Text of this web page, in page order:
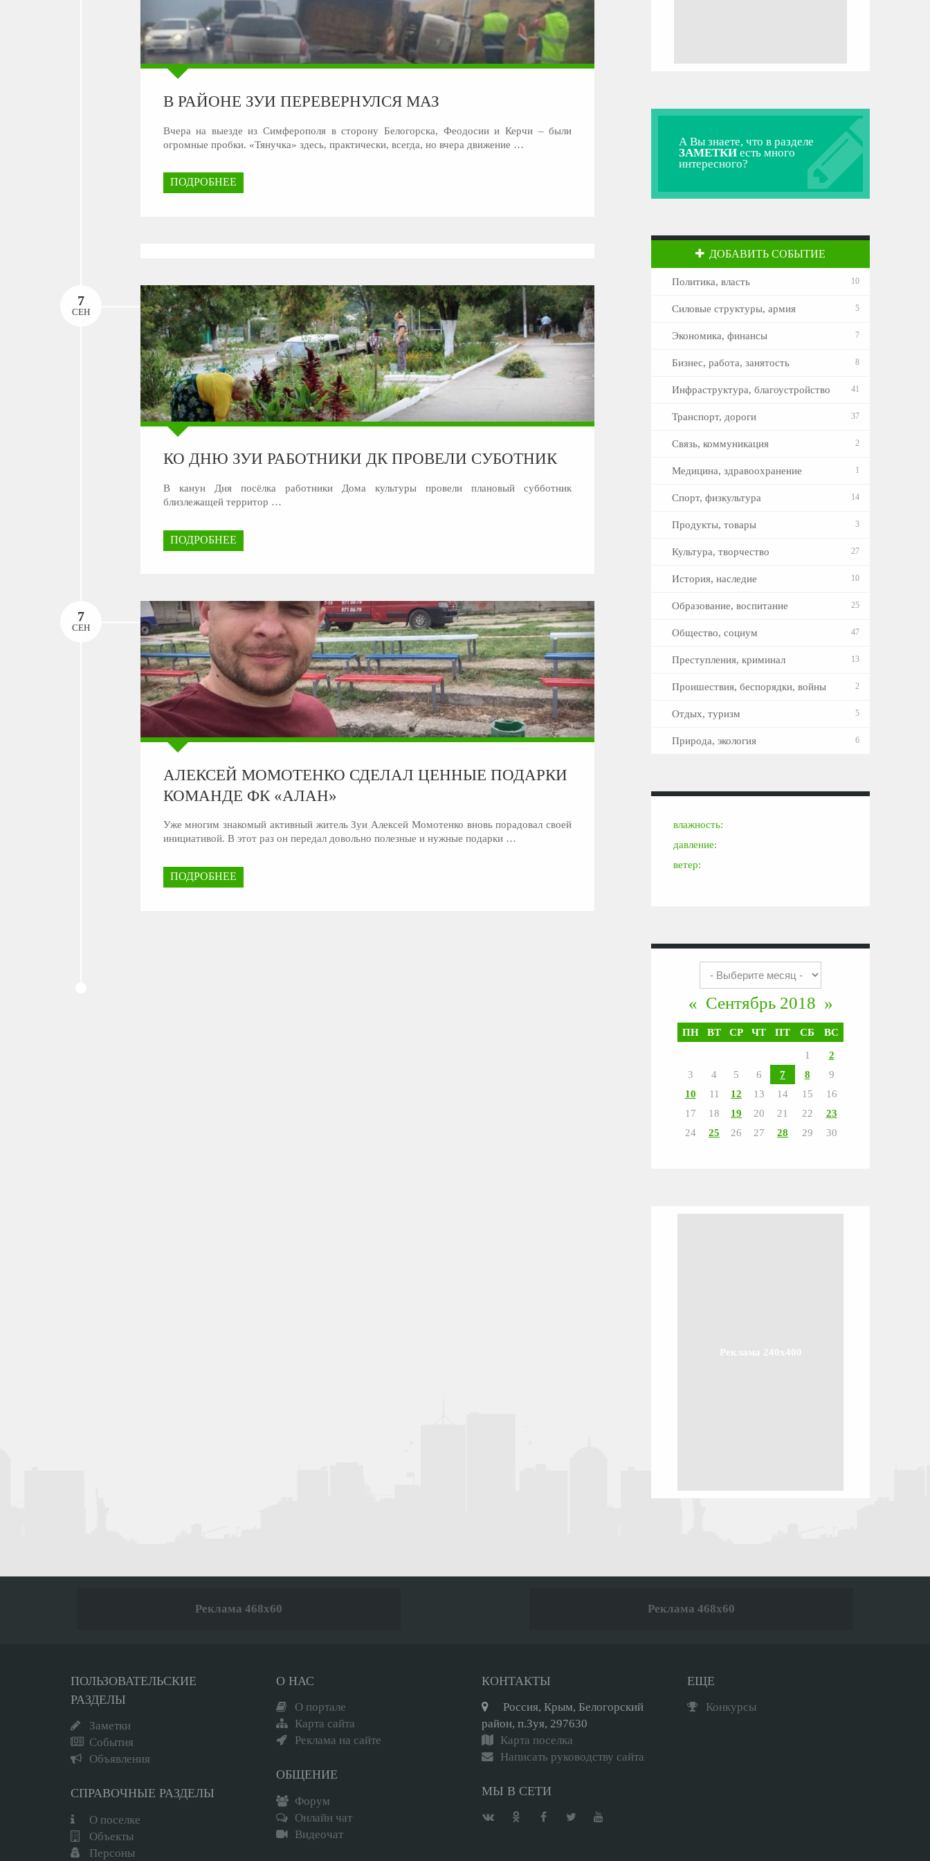
В РАЙОНЕ ЗУИ ПЕРЕВЕРНУЛСЯ МАЗ
Вчера на выезде из Симферополя в сторону Белогорска, Феодосии и Керчи – были
огромные пробки. «Тянучка» здесь, практически, всегда, но вчера движение …
ПОДРОБНЕЕ
7
СЕН
КО ДНЮ ЗУИ РАБОТНИКИ ДК ПРОВЕЛИ СУБОТНИК
В канун Дня посёлка работники Дома культуры провели плановый субботник
близлежащей территор …
ПОДРОБНЕЕ
7
СЕН
АЛЕКСЕЙ МОМОТЕНКО СДЕЛАЛ ЦЕННЫЕ ПОДАРКИ
КОМАНДЕ ФК «АЛАН»
Уже многим знакомый активный житель Зуи Алексей Момотенко вновь порадовал своей
инициативой. В этот раз он передал довольно полезные и нужные подарки …
ПОДРОБНЕЕ
А Вы знаете, что в разделе
ЗАМЕТКИ есть много
интересного?
ДОБАВИТЬ СОБЫТИЕ
Политика, власть 10
Силовые структуры, армия 5
Экономика, финансы 7
Бизнес, работа, занятость 8
Инфраструктура, благоустройство 41
Транспорт, дороги 37
Связь, коммуникация 2
Медицина, здравоохранение 1
Спорт, физкультура 14
Продукты, товары 3
Культура, творчество 27
История, наследие 10
Образование, воспитание 25
Общество, социум 47
Преступления, криминал 13
Проишествия, беспорядки, войны 2
Отдых, туризм 5
Природа, экология 6
влажность:
давление:
ветер:
« Сентябрь 2018 »
ПН ВТ СР ЧТ ПТ СБ ВС
1
2
3
4 5 6 7 8
9
10
11 12 13 14 15
16
17
18 19 20 21 22
23
24
25 26 27 28 29 30
Реклама 240x400
Реклама 468x60 Реклама 468x60
ПОЛЬЗОВАТЕЛЬСКИЕ
РАЗДЕЛЫ
Заметки
События
Объявления
СПРАВОЧНЫЕ РАЗДЕЛЫ
О поселке
Объекты
Персоны
О НАС
О портале
Карта сайта
Реклама на сайте
ОБЩЕНИЕ
Форум
Онлайн чат
Видеочат
КОНТАКТЫ
Россия, Крым, Белогорский
район, п.Зуя, 297630
Карта поселка
Написать руководству сайта
МЫ В СЕТИ
ЕЩЕ
Конкурсы